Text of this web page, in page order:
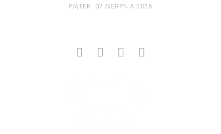
PIĄTEK, 07 SIERPNIA 2026